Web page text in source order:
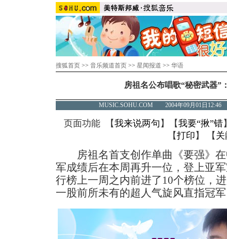
搜狐首页 >> 音乐频道首页 >> 星闻报道 >> 华语
房祖名公布唱歌“秘密武器”
MUSIC.SOHU.COM 2004年09月01日
页面功能 【我来说两句 】【我要“揪”错
【打印 】 【 关
房祖名首支创作单曲《要强》在
军成绩后在本周再升一位，登上亚
行榜上一周之内前进了10个榜位，
一股前所未有的超人气旋风直指冠